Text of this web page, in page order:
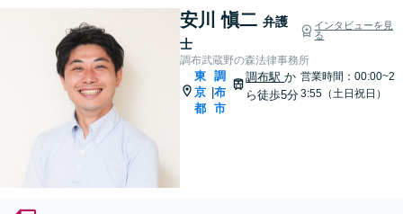
安川 愼二 弁護
士
インタビューを見
る
調布武蔵野の森法律事務所
東
京
都
|
調
布
市
調布駅か
ら徒歩5分
営業時間：00:00~2
3:55（土日祝日）